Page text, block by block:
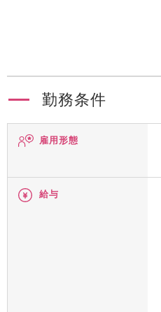
勤務条件
雇用形態
給与